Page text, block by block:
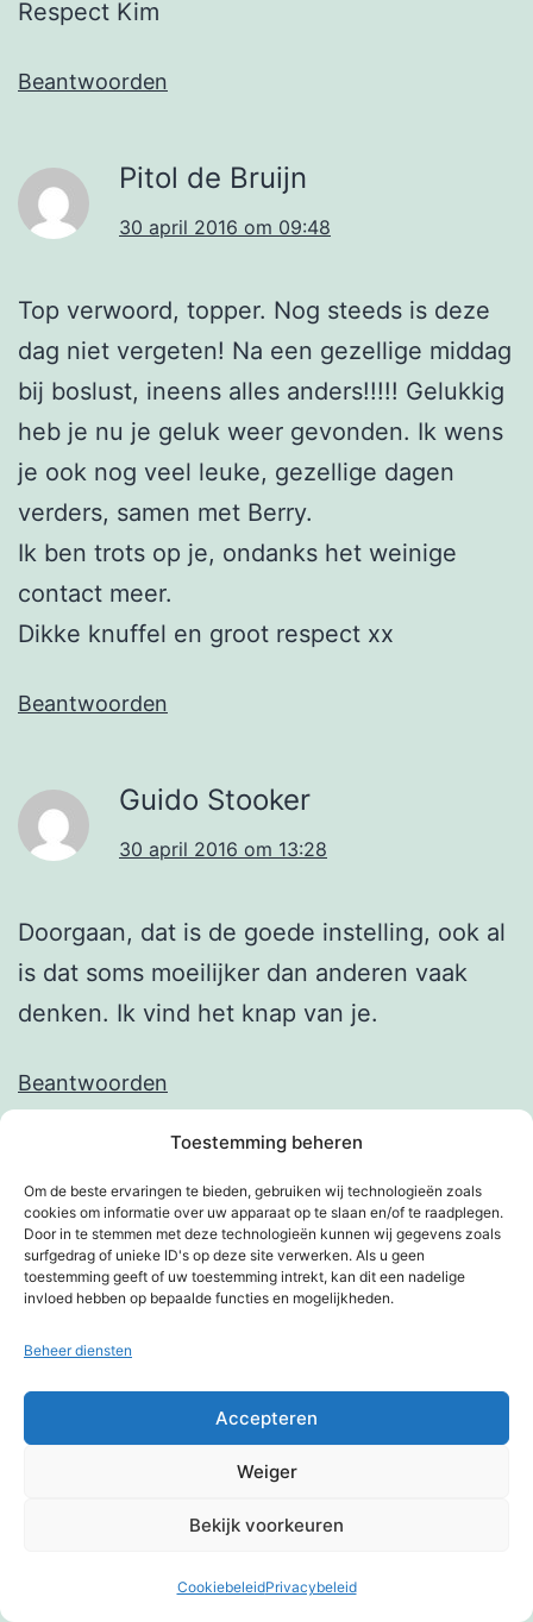
Toestemming beheren
Om de beste ervaringen te bieden, gebruiken wij technologieën zoals
cookies om informatie over uw apparaat op te slaan en/of te raadplegen.
Door in te stemmen met deze technologieën kunnen wij gegevens zoals
surfgedrag of unieke ID's op deze site verwerken. Als u geen
toestemming geeft of uw toestemming intrekt, kan dit een nadelige
invloed hebben op bepaalde functies en mogelijkheden.
Beheer diensten
Accepteren
Weiger
Bekijk voorkeuren
CookiebeleidPrivacybeleid
Respect Kim
Beantwoorden
Pitol de Bruijn
30 april 2016 om 09:48
Top verwoord, topper. Nog steeds is deze
dag niet vergeten! Na een gezellige middag
bij boslust, ineens alles anders!!!!! Gelukkig
heb je nu je geluk weer gevonden. Ik wens
je ook nog veel leuke, gezellige dagen
verders, samen met Berry.
Ik ben trots op je, ondanks het weinige
contact meer.
Dikke knuffel en groot respect xx
Beantwoorden
Guido Stooker
30 april 2016 om 13:28
Doorgaan, dat is de goede instelling, ook al
is dat soms moeilijker dan anderen vaak
denken. Ik vind het knap van je.
Beantwoorden
Don Schollen
30 april 2016 om 14:42
Heel veel plezier, jij en jullie hebben het
zeker verdiend, ik hoop dat jouw
doorzettingsvermogen altijd zijn vruchten
zal afwerpen, en voor Ber ook.xx
Marion G Donkere modus: